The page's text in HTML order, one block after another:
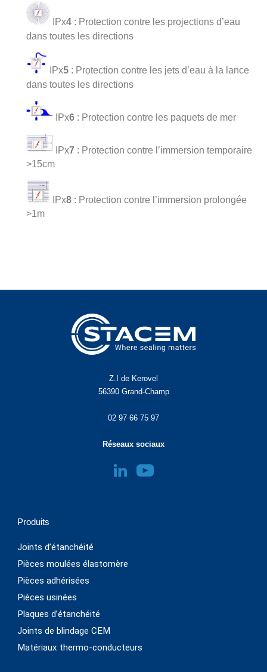
IPx4: Protection contre les projections d’eau
dans toutes les directions
IPx5: Protection contre les jets d’eau à la lance
dans toutes les directions
IPx6: Protection contre les paquets de mer
IPx7: Protection contre l’immersion temporaire
>15cm
IPx8: Protection contre l’immersion prolongée
>1m
Z.I de Kerovel
56390 Grand-Champ
02 97 66 75 97
Réseaux sociaux
Produits
Joints d’étanchéité
Pièces moulées élastomère
Pièces adhérisées
Pièces usinées
Plaques d’étanchéité
Joints de blindage CEM
Matériaux thermo-conducteurs